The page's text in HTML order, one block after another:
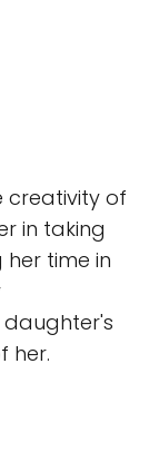
creativity of
in taking
time in
her.